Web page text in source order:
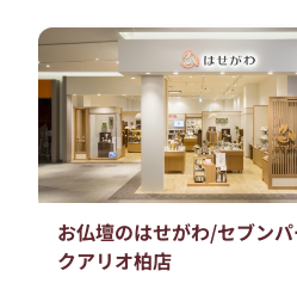
お仏壇のはせがわ/セブン
クアリオ柏店